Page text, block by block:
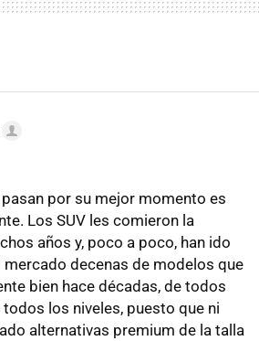
pasan por su mejor momento es
Los SUV les comieron la
años y, poco a poco, han ido
decenas de modelos que
bien hace décadas, de todos
los niveles, puesto que ni
alternativas premium de la talla